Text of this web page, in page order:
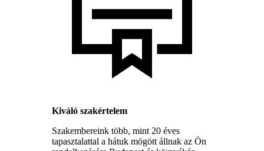
Kiváló szakértelem
Szakembereink több, mint 20 éves
tapasztalattal a hátuk mögött állnak az Ön